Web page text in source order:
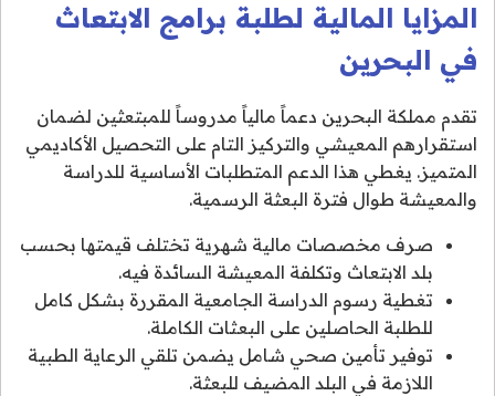
المزايا المالية لطلبة برامج الابتعاث
في البحرين
تقدم مملكة البحرين دعماً مالياً مدروساً للمبتعثين لضمان
استقرارهم المعيشي والتركيز التام على التحصيل الأكاديمي
المتميز. يغطي هذا الدعم المتطلبات الأساسية للدراسة
والمعيشة طوال فترة البعثة الرسمية.
صرف مخصصات مالية شهرية تختلف قيمتها بحسب
بلد الابتعاث وتكلفة المعيشة السائدة فيه.
تغطية رسوم الدراسة الجامعية المقررة بشكل كامل
للطلبة الحاصلين على البعثات الكاملة.
توفير تأمين صحي شامل يضمن تلقي الرعاية الطبية
اللازمة في البلد المضيف للبعثة.